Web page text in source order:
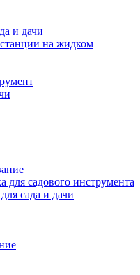
и дачи
на жидком
для садового инструмента
сада и дачи